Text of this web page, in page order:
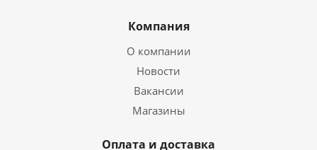
Компания
О компании
Новости
Вакансии
Магазины
Оплата и доставка